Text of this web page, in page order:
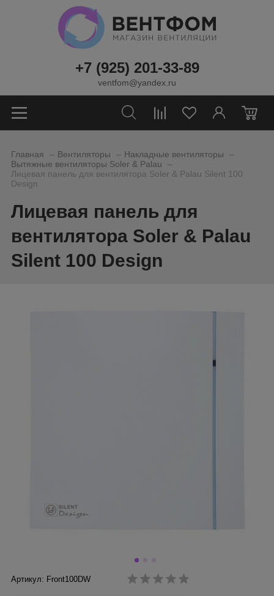
+7 (925) 201-33-89
ventfom@yandex.ru
0
Главная Вентиляторы Накладные вентиляторы
Вытяжные вентиляторы Soler & Palau _
Лицевая панель для вентилятора Soler & Palau Silent 100
Design
Лицевая панель для
вентилятора Soler & Palau
Silent 100 Design
Артикул: Front100DW